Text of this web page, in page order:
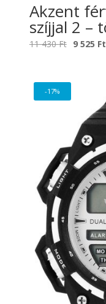
Akzent
szíjjal 2 –
11 430Ft Original
11
430 Ft.
9 525 Ft
-17%